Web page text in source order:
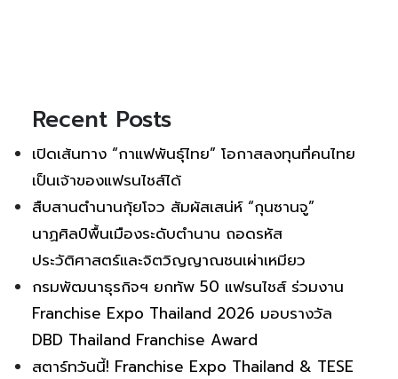
Recent Posts
เปิดเส้นทาง “กาแฟพันธุ์ไทย” โอกาสลงทุนที่คนไทย
เป็นเจ้าของแฟรนไชส์ได้
สืบสานตำนานกุ้ยโจว สัมผัสเสน่ห์ “กุนซานจู”
นาฏศิลป์พื้นเมืองระดับตำนาน ถอดรหัส
ประวัติศาสตร์และจิตวิญญาณชนเผ่าเหมียว
กรมพัฒนาธุรกิจฯ ยกทัพ 50 แฟรนไชส์ ร่วมงาน
Franchise Expo Thailand 2026 มอบรางวัล
DBD Thailand Franchise Award
สตาร์ทวันนี้! Franchise Expo Thailand & TESE